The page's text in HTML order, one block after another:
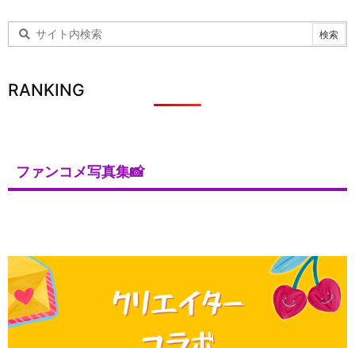
RANKING
ファンコメ写真集📸